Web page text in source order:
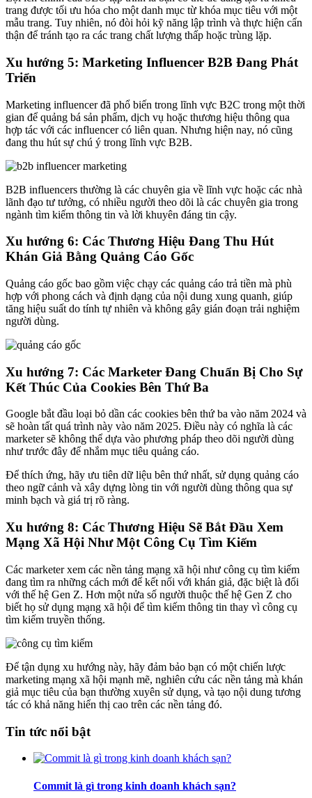
trang được tối ưu hóa cho một danh mục từ khóa mục tiêu với một
mẫu trang. Tuy nhiên, nó đòi hỏi kỹ năng lập trình và thực hiện cẩn
thận để tránh tạo ra các trang chất lượng thấp hoặc trùng lặp.
Xu hướng 5: Marketing Influencer B2B Đang Phát
Triển
Marketing influencer đã phổ biến trong lĩnh vực B2C trong một thời
gian để quảng bá sản phẩm, dịch vụ hoặc thương hiệu thông qua
hợp tác với các influencer có liên quan. Nhưng hiện nay, nó cũng
đang thu hút sự chú ý trong lĩnh vực B2B.
B2B influencers thường là các chuyên gia về lĩnh vực hoặc các nhà
lãnh đạo tư tưởng, có nhiều người theo dõi là các chuyên gia trong
ngành tìm kiếm thông tin và lời khuyên đáng tin cậy.
Xu hướng 6: Các Thương Hiệu Đang Thu Hút
Khán Giả Bằng Quảng Cáo Gốc
Quảng cáo gốc bao gồm việc chạy các quảng cáo trả tiền mà phù
hợp với phong cách và định dạng của nội dung xung quanh, giúp
tăng hiệu suất do tính tự nhiên và không gây gián đoạn trải nghiệm
người dùng.
Xu hướng 7: Các Marketer Đang Chuẩn Bị Cho Sự
Kết Thúc Của Cookies Bên Thứ Ba
Google bắt đầu loại bỏ dần các cookies bên thứ ba vào năm 2024 và
sẽ hoàn tất quá trình này vào năm 2025. Điều này có nghĩa là các
marketer sẽ không thể dựa vào phương pháp theo dõi người dùng
như trước đây để nhắm mục tiêu quảng cáo.
Để thích ứng, hãy ưu tiên dữ liệu bên thứ nhất, sử dụng quảng cáo
theo ngữ cảnh và xây dựng lòng tin với người dùng thông qua sự
minh bạch và giá trị rõ ràng.
Xu hướng 8: Các Thương Hiệu Sẽ Bắt Đầu Xem
Mạng Xã Hội Như Một Công Cụ Tìm Kiếm
Các marketer xem các nền tảng mạng xã hội như công cụ tìm kiếm
đang tìm ra những cách mới để kết nối với khán giả, đặc biệt là đối
với thế hệ Gen Z. Hơn một nửa số người thuộc thế hệ Gen Z cho
biết họ sử dụng mạng xã hội để tìm kiếm thông tin thay vì công cụ
tìm kiếm truyền thống.
Để tận dụng xu hướng này, hãy đảm bảo bạn có một chiến lược
marketing mạng xã hội mạnh mẽ, nghiên cứu các nền tảng mà khán
giả mục tiêu của bạn thường xuyên sử dụng, và tạo nội dung tương
tác có khả năng hiển thị cao trên các nền tảng đó.
Tin tức nổi bật
Commit là gì trong kinh doanh khách sạn?